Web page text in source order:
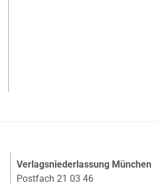
Verlagsniederlassung München
Postfach 21 03 46